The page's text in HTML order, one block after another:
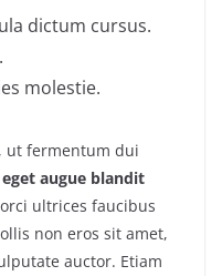
dictum cursus.
molestie.
ut fermentum dui
augue blandit
ultrices faucibus
non eros sit amet,
auctor. Etiam